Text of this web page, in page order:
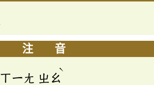
注 音
ㄒㄧㄤ ㄓㄠ
ˋ